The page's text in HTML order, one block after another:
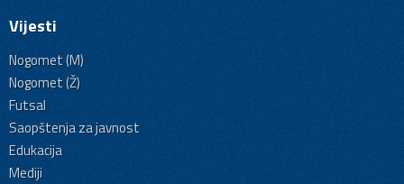
Vijesti
Nogomet (M)
Nogomet (Ž)
Futsal
Saopštenja za javnost
Edukacija
Mediji